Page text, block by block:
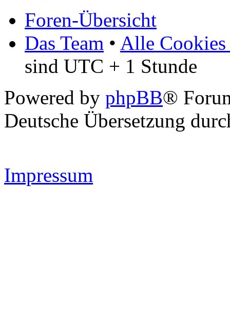
Foren-Übersicht
Das Team • Alle Cookies
sind UTC + 1 Stunde
Powered by phpBB®
Deutsche Übersetzung
Impressum